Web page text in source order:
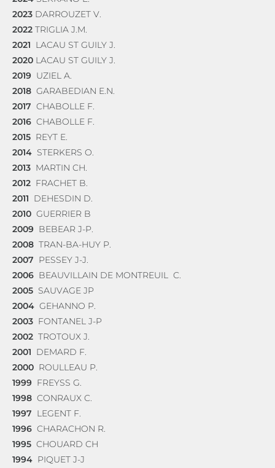
2023 DARROUZET V.
2022 TRIGLIA J.M.
2021 LACAU ST GUILY J.
2020 LACAU ST GUILY J.
2019 UZIEL A.
2018 GARABEDIAN E.N.
2017 CHABOLLE F.
2016 CHABOLLE F.
2015 REYT E.
2014 STERKERS O.
2013 MARTIN CH.
2012 FRACHET B.
2011 DEHESDIN D.
2010 GUERRIER B
2009 BEBEAR J-P.
2008 TRAN-BA-HUY P.
2007 PESSEY J-J.
2006 BEAUVILLAIN DE MONTREUIL C.
2005 SAUVAGE JP
2004 GEHANNO P.
2003 FONTANEL J-P
2002 TROTOUX J.
2001 DEMARD F.
2000 ROULLEAU P.
1999 FREYSS G.
1998 CONRAUX C.
1997 LEGENT F.
1996 CHARACHON R.
1995 CHOUARD CH
1994 PIQUET J-J